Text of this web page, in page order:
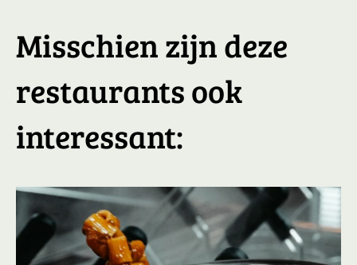
Misschien zijn deze
restaurants ook
interessant: